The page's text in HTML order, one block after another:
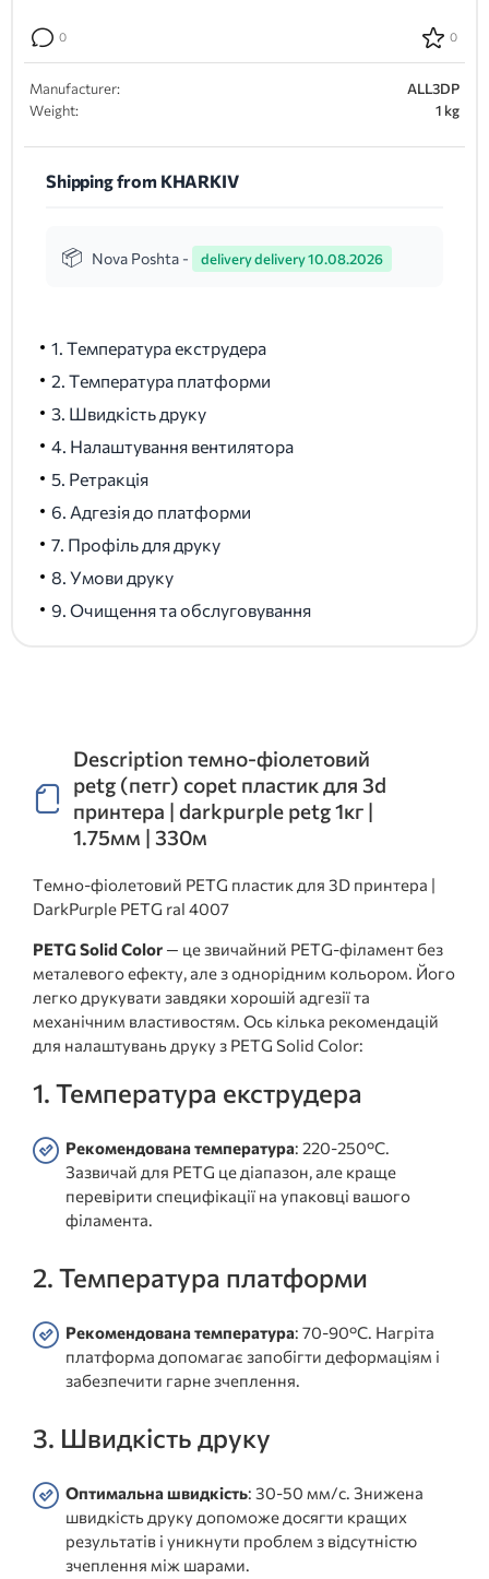
0 0
Manufacturer:
ALL3DP
Weight:
1 kg
Shipping from KHARKIV
Nova Poshta - delivery delivery 10.08.2026
1. Температура екструдера
2. Температура платформи
3. Швидкість друку
4. Налаштування вентилятора
5. Ретракція
6. Адгезія до платформи
7. Профіль для друку
8. Умови друку
9. Очищення та обслуговування
Description темно-фіолетовий
petg (петг) copet пластик для 3d
принтера | darkpurple petg 1кг |
1.75мм | 330м
Темно-фіолетовий PETG пластик для 3D принтера |
DarkPurple PETG ral 4007
PETG Solid Color — це звичайний PETG-філамент без
металевого ефекту, але з однорідним кольором. Його
легко друкувати завдяки хорошій адгезії та
механічним властивостям. Ось кілька рекомендацій
для налаштувань друку з PETG Solid Color:
1. Температура екструдера
Рекомендована температура: 220-250°C.
Зазвичай для PETG це діапазон, але краще
перевірити специфікації на упаковці вашого
філамента.
2. Температура платформи
Рекомендована температура: 70-90°C. Нагріта
платформа допомагає запобігти деформаціям і
забезпечити гарне зчеплення.
3. Швидкість друку
Оптимальна швидкість: 30-50 мм/с. Знижена
швидкість друку допоможе досягти кращих
результатів і уникнути проблем з відсутністю
зчеплення між шарами.